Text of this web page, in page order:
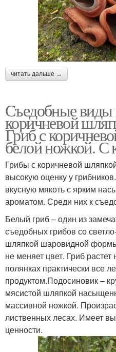
читать дальше →
Съедобные виды
коричневой
Гриб с
белой ножкой. С
Грибы с коричневой
высокую оценку у
вкусную мякоть с ярким
ароматом. Среди них к
Белый гриб – один из
съедобных грибов со
шляпкой шаровидной
не меняет цвет. Гриб
полянках практически все
продуктом.Подосиновик –
мясистой шляпкой
массивной ножкой.
лиственных лесах. Имеет
ценности.